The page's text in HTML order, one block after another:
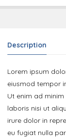
Description
Lorem ipsum
eiusmod tempor
Ut enim ad
laboris nisi ut
irure dolor in
eu fugiat nulla